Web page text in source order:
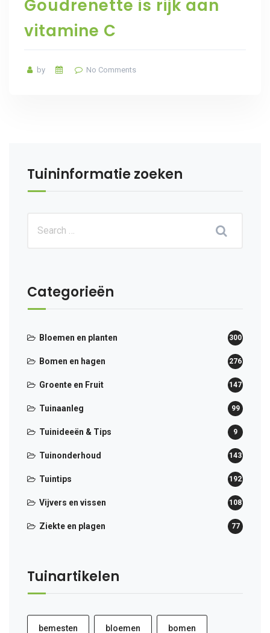
Goudrenette is rijk aan
vitamine C
by No Comments
Tuininformatie zoeken
Categorieën
Bloemen en planten 300
Bomen en hagen 276
Groente en Fruit 147
Tuinaanleg 99
Tuinideeën & Tips 9
Tuinonderhoud 143
Tuintips 192
Vijvers en vissen 108
Ziekte en plagen 77
Tuinartikelen
bemesten bloemen bomen